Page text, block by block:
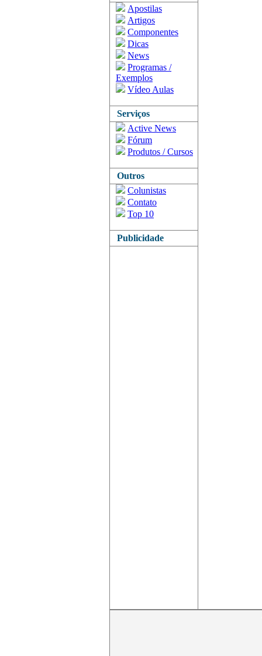
Apostilas
Artigos
Componentes
Dicas
News
Programas /
Exemplos
Vídeo Aulas
Serviços
Active News
Fórum
Produtos / Cursos
Outros
Colunistas
Contato
Top 10
Publicidade